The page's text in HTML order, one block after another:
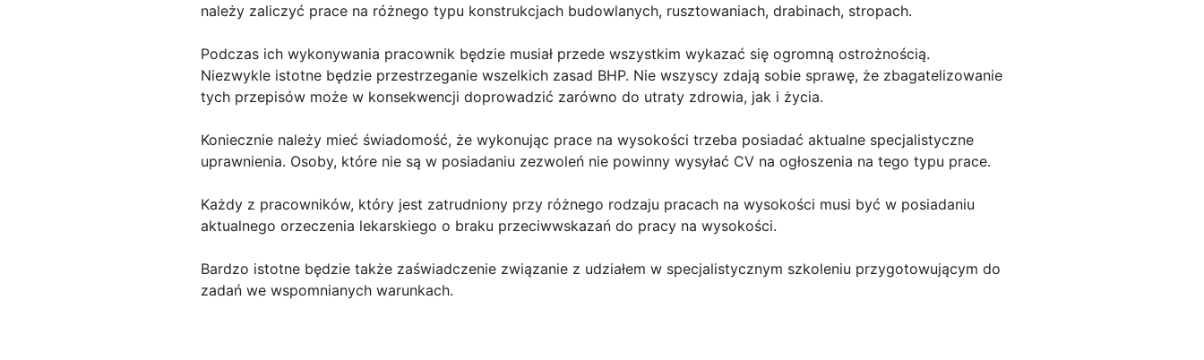
należy zaliczyć prace na różnego typu konstrukcjach budowlanych, rusztowaniach, drabinach, stropach.
Podczas ich wykonywania pracownik będzie musiał przede wszystkim wykazać się ogromną ostrożnością.
Niezwykle istotne będzie przestrzeganie wszelkich zasad BHP. Nie wszyscy zdają sobie sprawę, że zbagatelizowanie
tych przepisów może w konsekwencji doprowadzić zarówno do utraty zdrowia, jak i życia.
Koniecznie należy mieć świadomość, że wykonując prace na wysokości trzeba posiadać aktualne specjalistyczne
uprawnienia. Osoby, które nie są w posiadaniu zezwoleń nie powinny wysyłać CV na ogłoszenia na tego typu prace.
Każdy z pracowników, który jest zatrudniony przy różnego rodzaju pracach na wysokości musi być w posiadaniu
aktualnego orzeczenia lekarskiego o braku przeciwwskazań do pracy na wysokości.
Bardzo istotne będzie także zaświadczenie związanie z udziałem w specjalistycznym szkoleniu przygotowującym do
zadań we wspomnianych warunkach.